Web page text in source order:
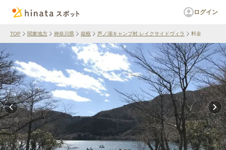
ログイン
TOP 関東地方 神奈川県 箱根 芦ノ湖キャンプ村 レイクサイドヴィラ 料金